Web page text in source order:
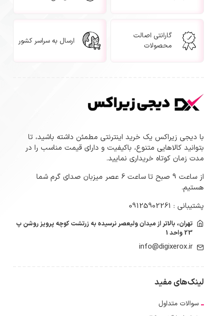
گارانتی اصالت
محصولات
ارسال به سراسر کشور
با دیجی زیراکس یک خرید اینترنتی مطمئن داشته باشید، تا
بتوانید کالاهایی متنوع، باکیفیت و دارای قیمت مناسب را در
مدت زمان کوتاه خریداری نمایید.
از ساعت 9 صبح تا ساعت 6 عصر میزبان صدای گرم شما
هستیم.
پشتیبانی : 09125902261
تهران، بالاتر از میدان ولیعصر نرسیده به زرتشت کوچه پرویز روشن پ
23 واحد 1
info@digixerox.ir
لینک‌های مفید
سوالات متداول